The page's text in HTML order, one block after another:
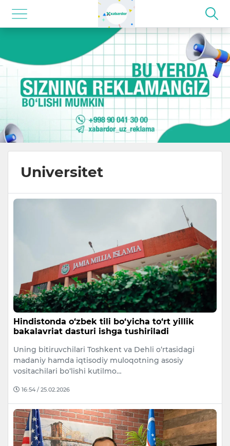
Universitet
Hindistonda o‘zbek tili bo‘yicha to‘rt yillik
bakalavriat dasturi ishga tushiriladi
Uning bitiruvchilari Toshkent va Dehli o‘rtasidagi
madaniy hamda iqtisodiy muloqotning asosiy
vositachilari bo‘lishi kutilmo…
16:54 / 25.02.2026